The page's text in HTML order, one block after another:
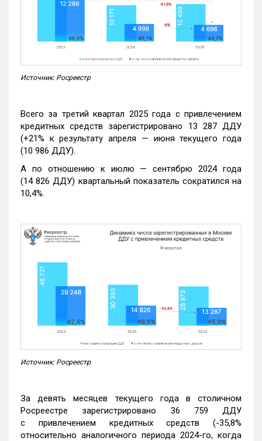
Источник: Росреестр
Всего за третий квартал 2025 года с привлечением
кредитных средств зарегистрировано 13 287 ДДУ
(+21% к результату апреля — июня текущего года
(10 986 ДДУ).
А по отношению к июлю — сентябрю 2024 года
(14 826 ДДУ) квартальный показатель сократился на
10,4%.
Источник: Росреестр
За девять месяцев текущего года в столичном
Росреестре зарегистрировано 36 759 ДДУ
с привлечением кредитных средств (-35,8%
относительно аналогичного периода 2024-го, когда